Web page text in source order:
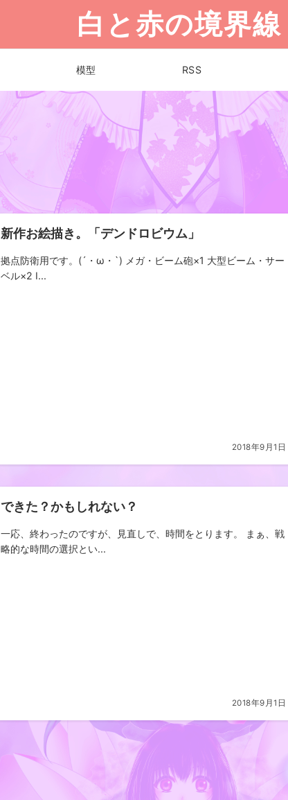
白と赤の境界線
模型 RSS
新作お絵描き。「デンドロビウム」
拠点防衛用です。(´・ω・`) メガ・ビーム砲×1 大型ビーム・サー
ベル×2 I...
2018年9月1日
できた？かもしれない？
一応、終わったのですが、見直しで、時間をとります。 まぁ、戦
略的な時間の選択とい...
2018年9月1日